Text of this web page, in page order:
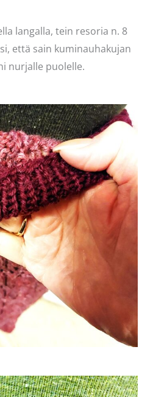
langalla, tein resoria n. 8
että sain kuminauhakujan
nurjalle puolelle.